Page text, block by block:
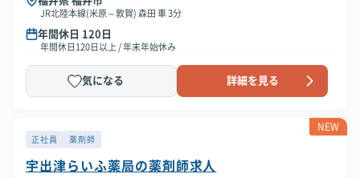
JR北陸本線(米原～敦賀) 森田 車 3分
年間休日 120日
年間休日120日以上 / 年末年始休み
気になる 詳細を見る
NEW
正社員 薬剤師
宇出津らいふ薬局の薬剤師求人